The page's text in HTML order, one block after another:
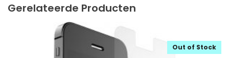
Gerelateerde Producten
Out of Stock